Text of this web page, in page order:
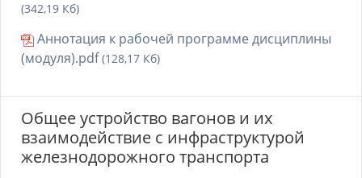
(342,19 Кб)
Аннотация к рабочей программе дисциплины
(модуля).pdf(128,17 Кб)
Общее устройство вагонов и их
взаимодействие с инфраструктурой
железнодорожного транспорта